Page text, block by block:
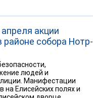
акции
собора Нотр-
людей и
Манифестации
Елисейских полях и